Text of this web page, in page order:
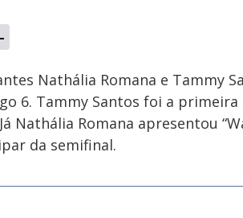
Nathália Romana e Tammy
6. Tammy Santos foi a
Nathália Romana apresentou
da semifinal.